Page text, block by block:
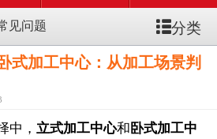
见问题 分类
式加工中心：从加工场景判
中， 立式加工中心和 卧式加工中